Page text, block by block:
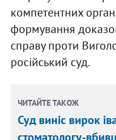
компетентних
формування
справу проти
російський суд.
ЧИТАЙТЕ ТАКОЖ
Суд виніс вирок